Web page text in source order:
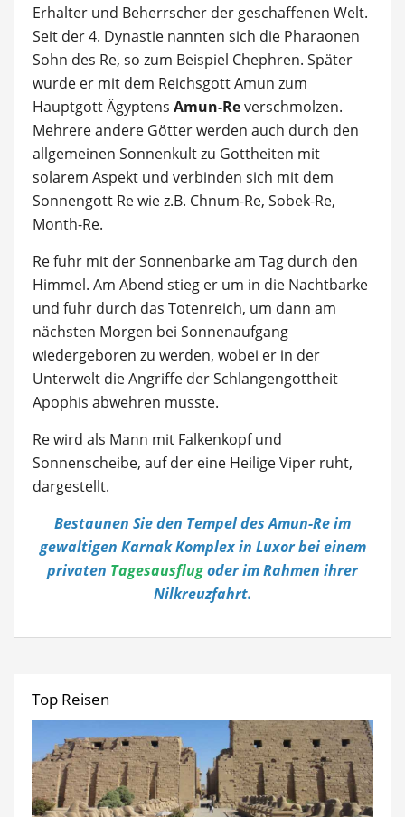
Erhalter und Beherrscher der geschaffenen Welt.
Seit der 4. Dynastie nannten sich die Pharaonen
Sohn des Re, so zum Beispiel Chephren. Später
wurde er mit dem Reichsgott Amun zum
Hauptgott Ägyptens Amun-Reverschmolzen.
Mehrere andere Götter werden auch durch den
allgemeinen Sonnenkult zu Gottheiten mit
solarem Aspekt und verbinden sich mit dem
Sonnengott Re wie z.B. Chnum-Re, Sobek-Re,
Month-Re.
Re fuhr mit der Sonnenbarke am Tag durch den
Himmel. Am Abend stieg er um in die Nachtbarke
und fuhr durch das Totenreich, um dann am
nächsten Morgen bei Sonnenaufgang
wiedergeboren zu werden, wobei er in der
Unterwelt die Angriffe der Schlangengottheit
Apophis abwehren musste.
Re wird als Mann mit Falkenkopf und
Sonnenscheibe, auf der eine Heilige Viper ruht,
dargestellt.
Bestaunen Sie den Tempel des Amun-Re im
gewaltigen Karnak Komplex in Luxor bei einem
privaten Tagesausflugoder im Rahmen ihrer
Nilkreuzfahrt.
Top Reisen